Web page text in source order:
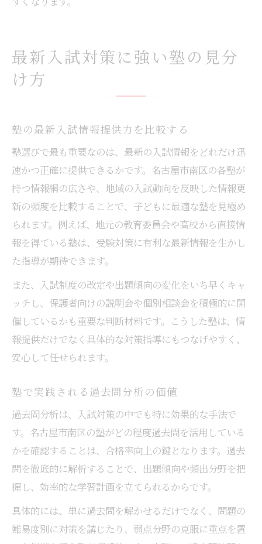
最新入試対策に強い塾の見分
け方
塾の最新入試情報提供力を比較する
塾選びで最も重要なのは、最新の入試情報をどれだけ迅
速かつ正確に提供できるかです。名古屋市南区の各塾が
持つ情報網の広さや、地域の入試動向を反映した情報更
新の頻度を比較することで、子どもに最適な塾を見極め
られます。例えば、地元の教育委員会や高校から直接情
報を得ている塾は、受験対策に有利な最新情報を生かし
た指導が期待できます。
また、入試制度の改定や出題傾向の変化をいち早くキャ
ッチし、保護者向けの説明会や個別相談会を積極的に開
催しているかも重要な判断材料です。こうした塾は、情
報提供だけでなく具体的な対策指導にもつなげやすく、
安心して任せられます。
塾で実践される過去問分析の価値
過去問分析は、入試対策の中でも特に効果的な手法で
す。名古屋市南区の塾がどの程度過去問を活用している
かを確認することは、合格率向上の鍵となります。過去
問を徹底的に解析することで、出題傾向や頻出分野を把
握し、効率的な学習計画を立てられるからです。
具体的には、単に過去問を解かせるだけでなく、問題の
難易度別に対策を講じたり、弱点分野の克服に重点を置